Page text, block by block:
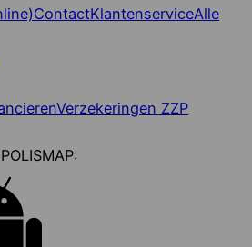
ContactKlantenserviceAlle
Verzekeringen ZZP